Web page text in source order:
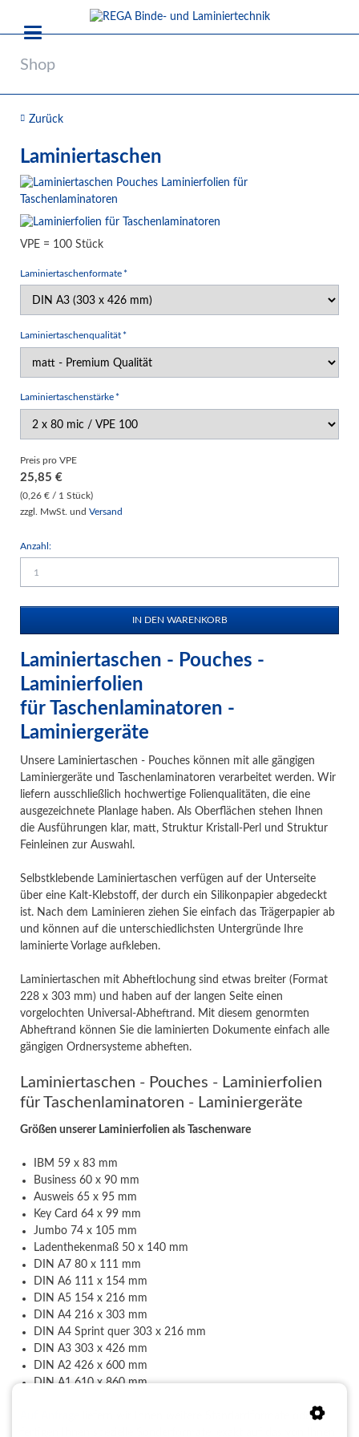
Shop
Zurück
Laminiertaschen
VPE = 100 Stück
Pflichtfeld
Laminiertaschenformate *
Pflichtfeld
Laminiertaschenqualität *
Pflichtfeld
Laminiertaschenstärke *
Preis pro VPE
25,85 €
(0,26 € / 1 Stück)
zzgl. MwSt. und Versand
Anzahl:
Laminiertaschen - Pouches -
Laminierfolien
für Taschenlaminatoren -
Laminiergeräte
Unsere Laminiertaschen - Pouches können mit alle gängigen
Laminiergeräte und Taschenlaminatoren verarbeitet werden. Wir
liefern ausschließlich hochwertige Folienqualitäten, die eine
ausgezeichnete Planlage haben. Als Oberflächen stehen Ihnen
die Ausführungen klar, matt, Struktur Kristall-Perl und Struktur
Feinleinen zur Auswahl.
Selbstklebende Laminiertaschen verfügen auf der Unterseite
über eine Kalt-Klebstoff, der durch ein Silikonpapier abgedeckt
ist. Nach dem Laminieren ziehen Sie einfach das Trägerpapier ab
und können auf die unterschiedlichsten Untergründe Ihre
laminierte Vorlage aufkleben.
Laminiertaschen mit Abheftlochung sind etwas breiter (Format
228 x 303 mm) und haben auf der langen Seite einen
vorgelochten Universal-Abheftrand. Mit diesem genormten
Abheftrand können Sie die laminierten Dokumente einfach alle
gängigen Ordnersysteme abheften.
Laminiertaschen - Pouches - Laminierfolien
für Taschenlaminatoren - Laminiergeräte
Größen unserer Laminierfolien als Taschenware
IBM 59 x 83 mm
Business 60 x 90 mm
Ausweis 65 x 95 mm
Key Card 64 x 99 mm
Jumbo 74 x 105 mm
Ladenthekenmaß 50 x 140 mm
DIN A7 80 x 111 mm
DIN A6 111 x 154 mm
DIN A5 154 x 216 mm
DIN A4 216 x 303 mm
DIN A4 Sprint quer 303 x 216 mm
DIN A3 303 x 426 mm
DIN A2 426 x 600 mm
DIN A1 610 x 860 mm
liefern wir Ihnen weitere Standardformate oder